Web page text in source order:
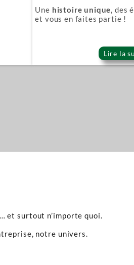
Une histoire unique, des
et vous en faites partie !
Lire la
et surtout n’importe quoi.
notre univers.